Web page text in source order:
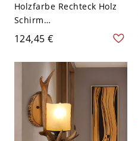
Holzfarbe Rechteck Holz
Schirm
Spiegelscheinwerfer
LED 1-Licht Wandlampe -
110V-120V 35,56 cm Holz
Weißlicht
124,45 €